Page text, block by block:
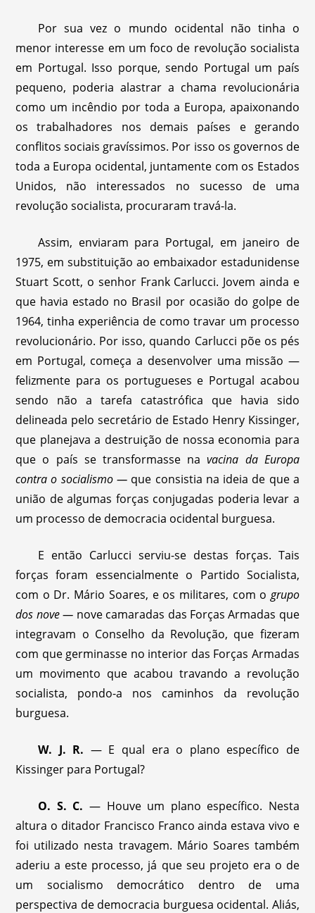
Por sua vez o mundo ocidental não tinha o
menor interesse em um foco de revolução socialista
em Portugal. Isso porque, sendo Portugal um país
pequeno, poderia alastrar a chama revolucionária
como um incêndio por toda a Europa, apaixonando
os trabalhadores nos demais países e gerando
conflitos sociais gravíssimos. Por isso os governos de
toda a Europa ocidental, juntamente com os Estados
Unidos, não interessados no sucesso de uma
revolução socialista, procuraram travá-la.
Assim, enviaram para Portugal, em janeiro de
1975, em substituição ao embaixador estadunidense
Stuart Scott, o senhor Frank Carlucci. Jovem ainda e
que havia estado no Brasil por ocasião do golpe de
1964, tinha experiência de como travar um processo
revolucionário. Por isso, quando Carlucci põe os pés
em Portugal, começa a desenvolver uma missão —
felizmente para os portugueses e Portugal acabou
sendo não a tarefa catastrófica que havia sido
delineada pelo secretário de Estado Henry Kissinger,
que planejava a destruição de nossa economia para
que o país se transformasse navacina da Europa
contra o socialismo — que consistia na ideia de que a
união de algumas forças conjugadas poderia levar a
um processo de democracia ocidental burguesa.
E então Carlucci serviu-se destas forças. Tais
forças foram essencialmente o Partido Socialista,
com o Dr. Mário Soares, e os militares, com o grupo
dos nove — nove camaradas das Forças Armadas que
integravam o Conselho da Revolução, que fizeram
com que germinasse no interior das Forças Armadas
um movimento que acabou travando a revolução
socialista, pondo-a nos caminhos da revolução
burguesa.
W. J. R. — E qual era o plano específico de
Kissinger para Portugal?
O. S. C. — Houve um plano específico. Nesta
altura o ditador Francisco Franco ainda estava vivo e
foi utilizado nesta travagem. Mário Soares também
aderiu a este processo, já que seu projeto era o de
um socialismo democrático dentro de uma
perspectiva de democracia burguesa ocidental. Aliás,